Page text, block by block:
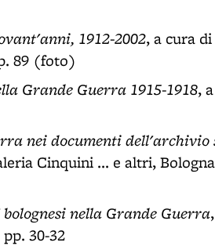
1912-2002, a cura
89 (foto)
Grande Guerra 1915-1918,
nei documenti dell'archivio
Cinquini ... e altri,
nella Grande Guerra
30-32